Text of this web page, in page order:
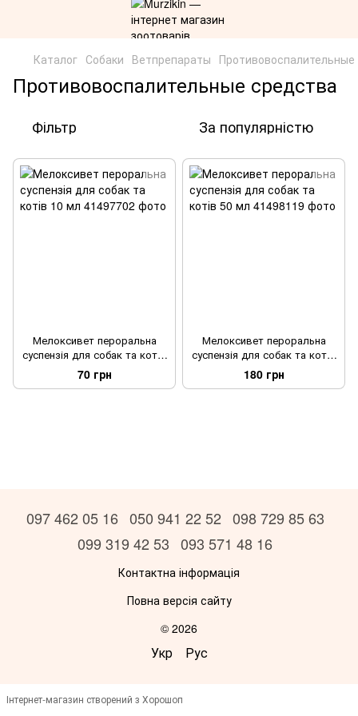
Каталог Собаки Ветпрепараты
Противовоспалительные средства
Фільтр За популярністю
Мелоксивет пероральна
суспензія для собак та котів
10 мл
70 грн
Мелоксивет пероральна
суспензія для собак та котів
50 мл
180 грн
097 462 05 16 050 941 22 52 098 729 85 63
099 319 42 53 093 571 48 16
Контактна інформація
Повна версія сайту
© 2026
Укр Рус
Інтернет-магазин створений з Хорошоп